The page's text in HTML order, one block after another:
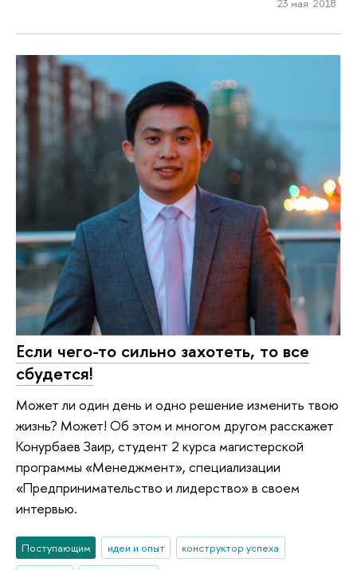
23 мая 2018
Если чего-то сильно захотеть, то все
сбудется!
Может ли один день и одно решение изменить твою
жизнь? Может! Об этом и многом другом расскажет
Конурбаев Заир, студент 2 курса магистерской
программы «Менеджмент», специализации
«Предпринимательство и лидерство» в своем
интервью.
Поступающим идеи и опыт
конструктор успеха